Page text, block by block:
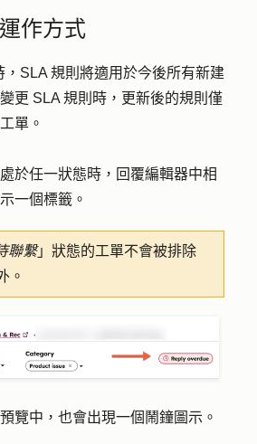
作方式
，SLA 規則將適用於今後所有新建
更 SLA 規則時，更新後的規則僅
單。
於任一狀態時，回覆編輯器中相
一個標籤。
聯繫」狀態的工單不會被排除
。
覽中，也會出現一個鬧鐘圖示。